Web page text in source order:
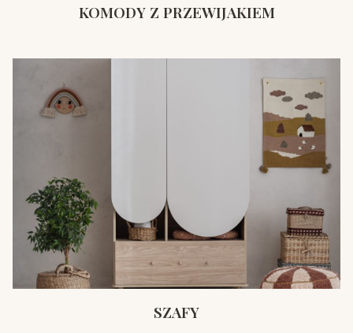
KOMODY Z PRZEWIJAKIEM
SZAFY